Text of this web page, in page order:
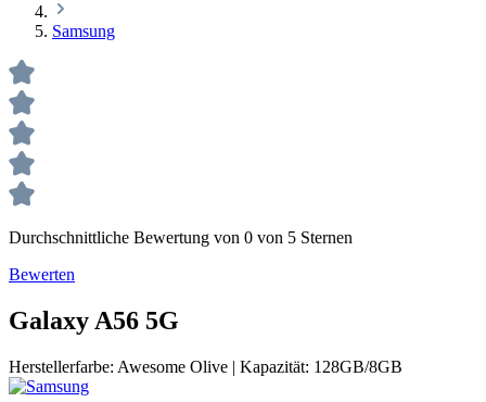
Samsung
Durchschnittliche Bewertung von 0 von 5 Sternen
Bewerten
Galaxy A56 5G
Herstellerfarbe: Awesome Olive | Kapazität: 128GB/8GB